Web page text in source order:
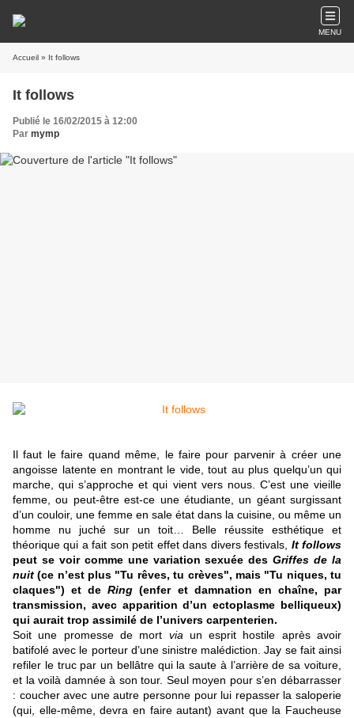
MENU
Accueil » It follows
It follows
Publié le 16/02/2015 à 12:00
Par mymp
Il faut le faire quand même, le faire pour parvenir à créer une
angoisse latente en montrant le vide, tout au plus quelqu’un qui
marche, qui s’approche et qui vient vers nous. C’est une vieille
femme, ou peut-être est-ce une étudiante, un géant surgissant
d’un couloir, une femme en sale état dans la cuisine, ou même un
homme nu juché sur un toit… Belle réussite esthétique et
théorique qui a fait son petit effet dans divers festivals, It follows
peut se voir comme une variation sexuée desGriffes de la
nuit (ce n’est plus "Tu rêves, tu crèves", mais "Tu niques, tu
claques") et deRing (enfer et damnation en chaîne, par
transmission, avec apparition d’un ectoplasme belliqueux)
qui aurait trop assimilé de l’univers carpenterien.
Soit une promesse de mort via un esprit hostile après avoir
batifolé avec le porteur d’une sinistre malédiction. Jay se fait ainsi
refiler le truc par un bellâtre qui la saute à l’arrière de sa voiture,
et la voilà damnée à son tour. Seul moyen pour s’en débarrasser
: coucher avec une autre personne pour lui repasser la saloperie
(qui, elle-même, devra en faire autant) avant que la Faucheuse